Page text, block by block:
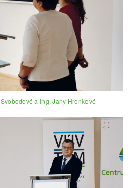
a Ing. Jany Hronkové